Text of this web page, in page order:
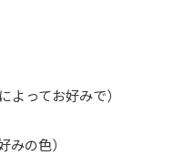
ってお好みで）
の色）